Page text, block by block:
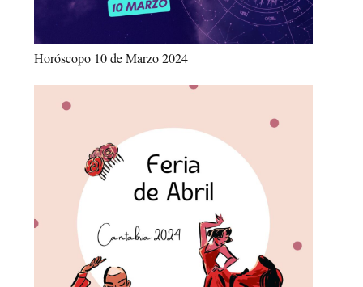
Horóscopo 10 de Marzo 2024